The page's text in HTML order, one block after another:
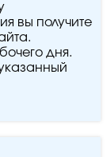
вы получите
дня.